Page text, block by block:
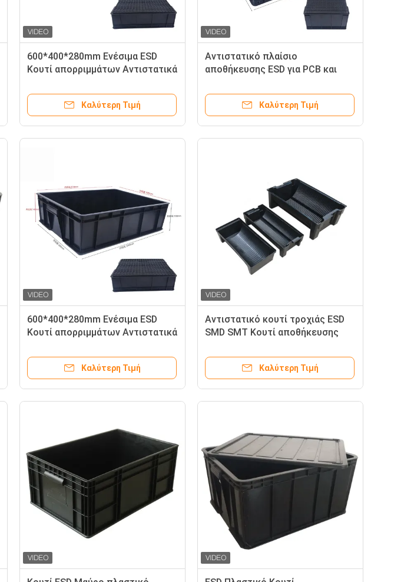
600*400*280mm Ενέσιμα ESD
Κουτί απορριμμάτων Αντιστατικά
Καλύτερη Τιμή
Αντιστατικό πλαίσιο
αποθήκευσης ESD για PCB και
545*425mm
Καλύτερη Τιμή
600*400*280mm Ενέσιμα ESD
Κουτί απορριμμάτων Αντιστατικά
Καλύτερη Τιμή
Αντιστατικό κουτί τροχιάς ESD
SMD SMT Κουτί αποθήκευσης
Καλύτερη Τιμή